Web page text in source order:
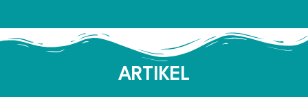
ARTIKEL